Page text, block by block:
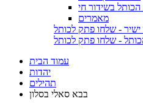
בשידור חי
מאמרים
ישיר - שלחו פתק לכותל
- שלחו פתק לכותל
עמוד הבית
יהדות
תהילים
בבא סאלי בסלון